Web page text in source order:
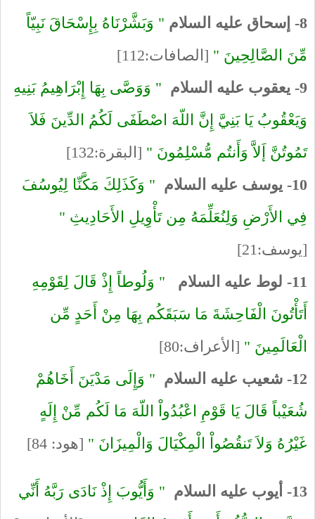
8- إسحاق عليه السلام
" وَبَشَّرْنَاهُ بِإِسْحَاقَ نَبِيّاً
مِّنَ الصَّالِحِينَ " [الصافات:112]
9- يعقوب عليه السلام
" وَوَصَّى بِهَا إِبْرَاهِيمُ بَنِيهِ
وَيَعْقُوبُ يَا بَنِيَّ إِنَّ اللّهَ اصْطَفَى لَكُمُ الدِّينَ فَلاَ
تَمُوتُنَّ إَلاَّ وَأَنتُم مُّسْلِمُونَ " [البقرة:132]
10- يوسف عليه السلام
" وَكَذَلِكَ مَكَّنِّا لِيُوسُفَ
فِي الأَرْضِ وَلِنُعَلِّمَهُ مِن تَأْوِيلِ الأَحَادِيثِ "
[يوسف:21]
11- لوط عليه السلام
" وَلُوطاً إِذْ قَالَ لِقَوْمِهِ
أَتَأْتُونَ الْفَاحِشَةَ مَا سَبَقَكُم بِهَا مِنْ أَحَدٍ مِّن
الْعَالَمِينَ " [الأعراف:80]
12- شعيب عليه السلام
" وَإِلَى مَدْيَنَ أَخَاهُمْ
شُعَيْباً قَالَ يَا قَوْمِ اعْبُدُواْ اللّهَ مَا لَكُم مِّنْ إِلَهٍ
غَيْرُهُ وَلاَ تَنقُصُواْ الْمِكْيَالَ وَالْمِيزَانَ " [هود: 84]
13- أيوب عليه السلام
" وَأَيُّوبَ إِذْ نَادَى رَبَّهُ أَنِّي